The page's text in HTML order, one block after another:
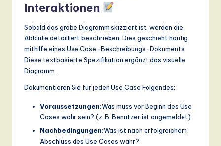
Interaktionen
Sobald das grobe Diagramm skizziert ist, werden die
Abläufe detailliert beschrieben. Dies geschieht häufig
mithilfe eines Use Case-Beschreibungs-Dokuments.
Diese textbasierte Spezifikation ergänzt das visuelle
Diagramm.
Dokumentieren Sie für jeden Use Case Folgendes:
Voraussetzungen:Was muss vor Beginn des Use
Cases wahr sein? (z. B. Benutzer ist angemeldet).
Nachbedingungen:Was ist nach erfolgreichem
Abschluss des Use Cases wahr?